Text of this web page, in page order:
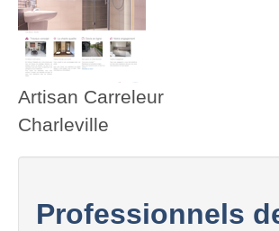
Artisan Carreleur
Charleville
Professionnels